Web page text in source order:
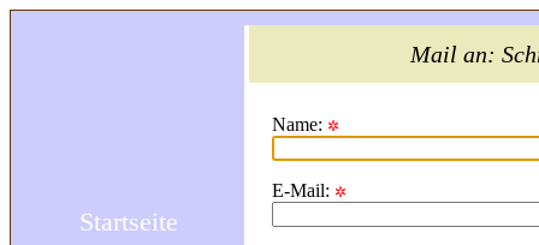
Mail an:
Startseite
Name: ✲
E-Mail: ✲